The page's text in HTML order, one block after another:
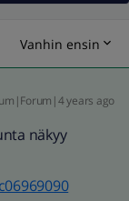
Vanhin ensin
years ago
näkyy